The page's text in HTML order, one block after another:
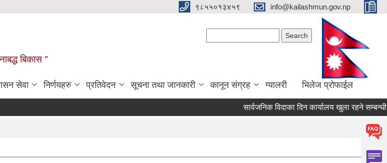
९८५५०१३४५९ info@kailashmun.gov.np
बिकास "
सेवा निर्णयहरु प्रतिवेदन सूचना तथा जानकारी कानून संग्रह ग्यालरी भिलेज प्रोफाईल
सार्वजनिक विदाका दिन कार्यालय खुला रहने सम्बन्धी